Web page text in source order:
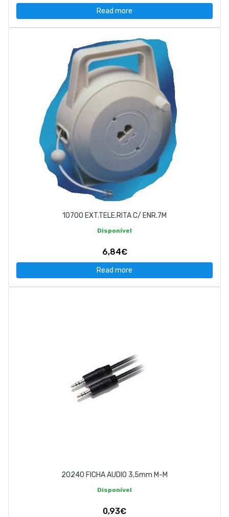
Read more
10700 EXT.TELE.RITA C/ ENR.7M
Disponível
6,84€
Read more
20240 FICHA AUDIO 3,5mm M-M
Disponível
0,93€